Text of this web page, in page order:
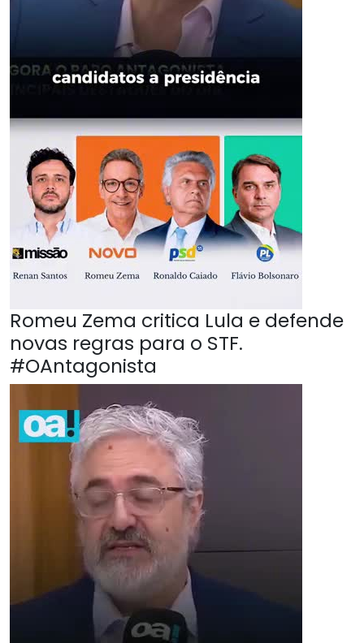
Romeu Zema critica Lula e defende
novas regras para o STF.
#OAntagonista